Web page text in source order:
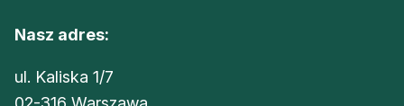
Nasz adres:
ul. Kaliska 1/7